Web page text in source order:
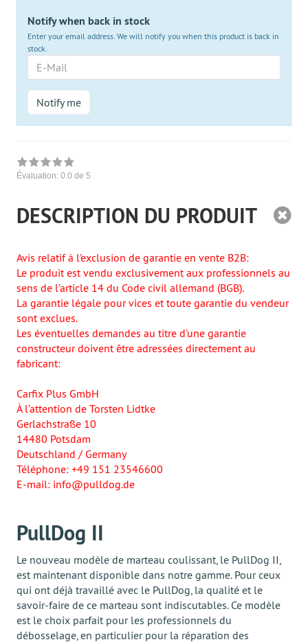
Notify when back in stock
Enter your email address. We will notify you when this product is back in
stock.
Mail
Notify me
Évaluation: 0.0 de 5
DESCRIPTION DU PRODUIT
Avis relatif à l’exclusion de garantie en vente B2B:
Le produit est vendu exclusivement aux professionnels au
sens de l’article 14 du Code civil allemand (BGB).
La garantie légale pour vices et toute garantie du vendeur
sont exclues.
Les éventuelles demandes au titre d’une garantie
constructeur doivent être adressées directement au
fabricant:
Carfix Plus GmbH
À l’attention de Torsten Lidtke
Gerlachstraße 10
14480 Potsdam
Deutschland / Germany
Téléphone: +49 151 23546600
E-mail: info@pulldog.de
PullDog II
Le nouveau modèle de marteau coulissant, le PullDog II,
est maintenant disponible dans notre gamme. Pour ceux
qui ont déjà travaillé avec le PullDog, la qualité et le
savoir-faire de ce marteau sont indiscutables. Ce modèle
est le choix parfait pour les professionnels du
débosselage, en particulier pour la réparation des